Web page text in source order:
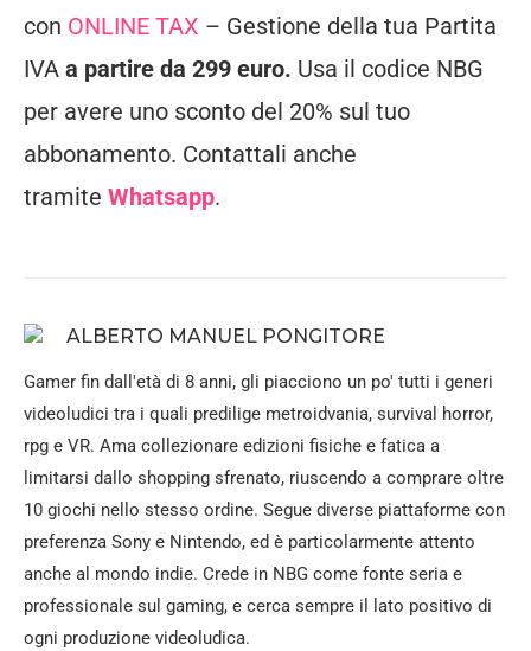
con ONLINE TAX – Gestione della tua Partita
IVA a partire da 299 euro. Usa il codice NBG
per avere uno sconto del 20% sul tuo
abbonamento. Contattali anche
tramite Whatsapp.
ALBERTO MANUEL PONGITORE
Gamer fin dall'età di 8 anni, gli piacciono un po' tutti i generi
videoludici tra i quali predilige metroidvania, survival horror,
rpg e VR. Ama collezionare edizioni fisiche e fatica a
limitarsi dallo shopping sfrenato, riuscendo a comprare oltre
10 giochi nello stesso ordine. Segue diverse piattaforme con
preferenza Sony e Nintendo, ed è particolarmente attento
anche al mondo indie. Crede in NBG come fonte seria e
professionale sul gaming, e cerca sempre il lato positivo di
ogni produzione videoludica.